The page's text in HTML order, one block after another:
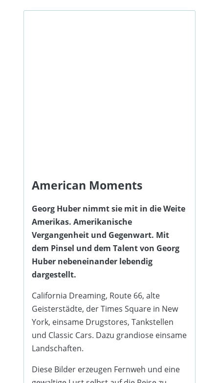
American Moments
Georg Huber nimmt sie mit in die Weite
Amerikas. Amerikanische
Vergangenheit und Gegenwart. Mit
dem Pinsel und dem Talent von Georg
Huber nebeneinander lebendig
dargestellt.
California Dreaming, Route 66, alte
Geisterstädte, der Times Square in New
York, einsame Drugstores, Tankstellen
und Classic Cars. Dazu grandiose einsame
Landschaften.
Diese Bilder erzeugen Fernweh und eine